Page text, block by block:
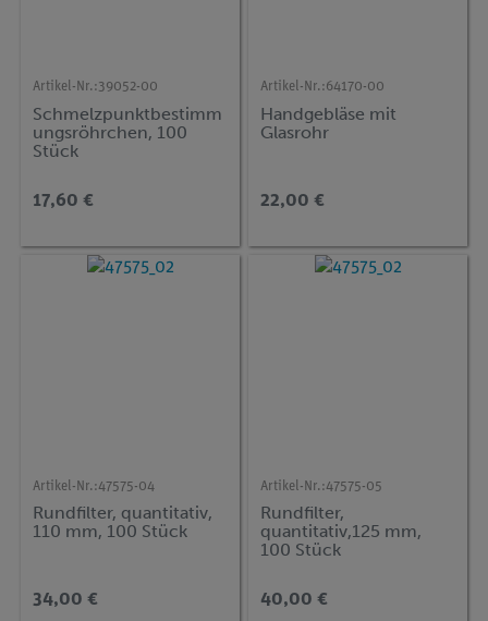
Artikel-Nr.:39052-00
Schmelzpunktbestimm
ungsröhrchen, 100
Stück
17,60 €
Artikel-Nr.:64170-00
Handgebläse mit
Glasrohr
22,00 €
Artikel-Nr.:47575-04
Rundfilter, quantitativ,
110 mm, 100 Stück
34,00 €
Artikel-Nr.:47575-05
Rundfilter,
quantitativ,125 mm,
100 Stück
40,00 €